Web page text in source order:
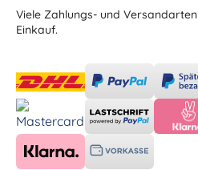
Viele Zahlungs- und
Einkauf.